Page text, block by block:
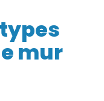
mur